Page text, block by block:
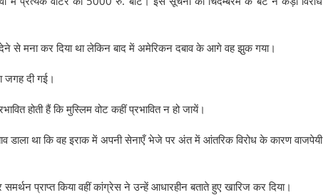
से मना कर दिया था लेकिन बाद में अमेरिकन दबाव के आगे वह झुक गया।
जगह दी गई।
होती हैं कि मुस्लिम वोट कहीं प्रभावित न हो जायें।
डाला था कि वह इराक में अपनी सेनाएँ भेजे पर अंत में आंतरिक विरोध के कारण वाजपेयी
समर्थन प्राप्त किया वहीं कांग्रेस ने उन्हें आधारहीन बताते हुए खारिज कर दिया।